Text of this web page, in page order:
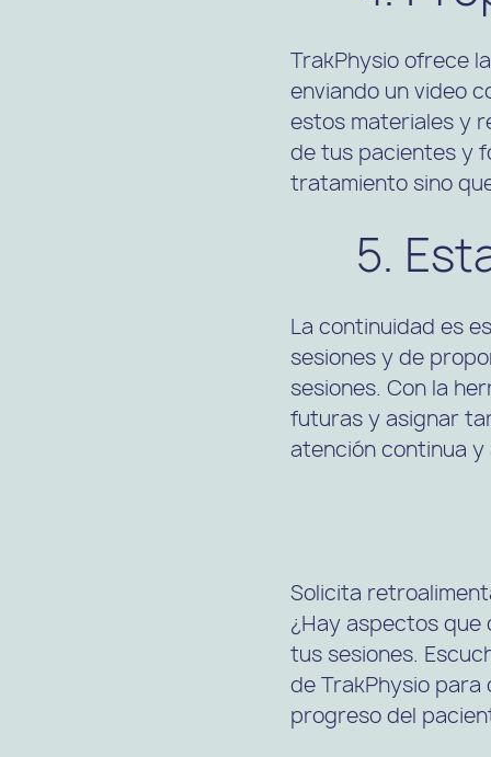
TrakPhysio ofrece
enviando un video
estos materiales y
de tus pacientes y
tratamiento sino
5.
La continuidad es
sesiones y de
sesiones. Con la
futuras y asignar
atención continua
Solicita
¿Hay aspectos
tus sesiones.
de TrakPhysio
progreso del